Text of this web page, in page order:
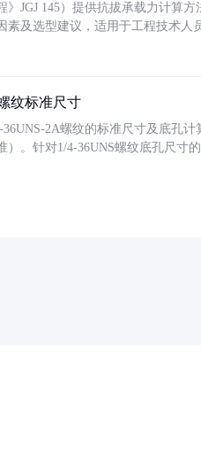
》JGJ 145）提供抗拔承载力计算
素及选型建议，适用于工程技术人
纹标准尺寸
2A螺纹的标准尺寸及底孔
）。针对1/4-36UNS螺纹底孔尺